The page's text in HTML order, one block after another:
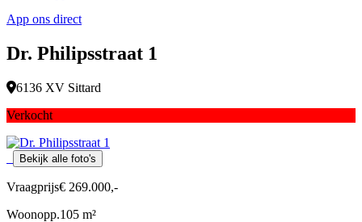
App ons direct
Dr. Philipsstraat 1
6136 XV Sittard
Verkocht
Bekijk alle foto's
Vraagprijs€ 269.000,-
Woonopp.105 m²